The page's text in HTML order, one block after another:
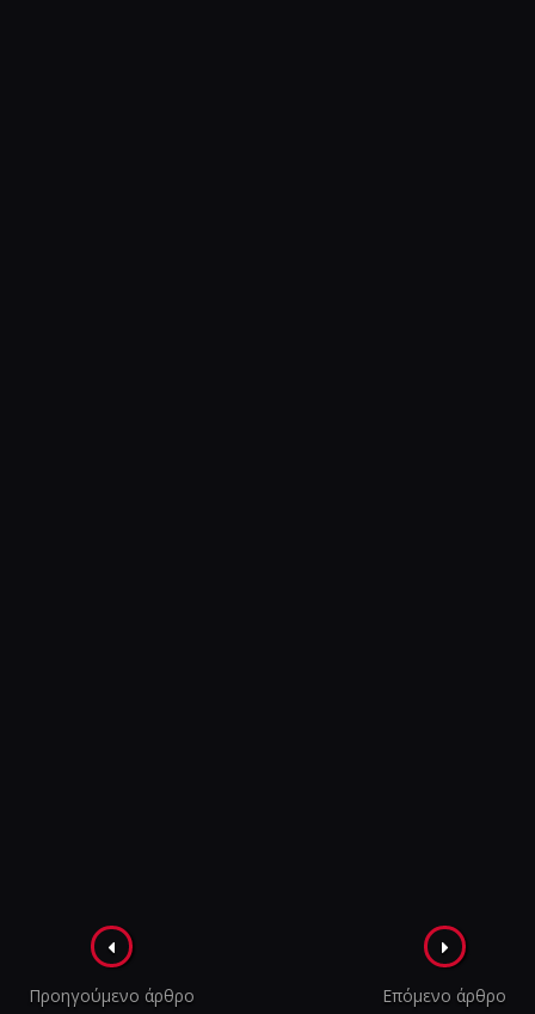
Πλοήγηση
στα
Προηγούμενο άρθρο Επόμενο άρθρο